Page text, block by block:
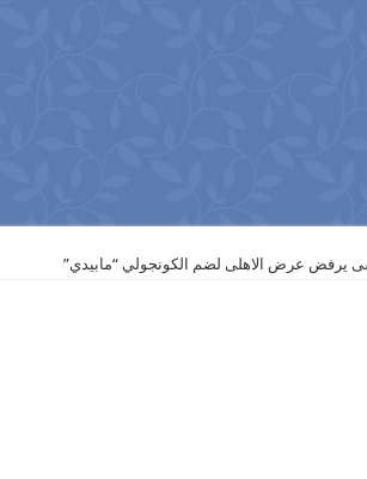
يرفض عرض الاهلى لضم الكونجولي “مابيدي”